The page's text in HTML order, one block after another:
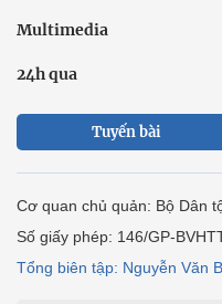
Multimedia
24h qua
Tuyến bài
Cơ quan chủ quản: Bộ Dân
Số giấy phép: 146/GP-
Tổng biên tập: Nguyễn Văn